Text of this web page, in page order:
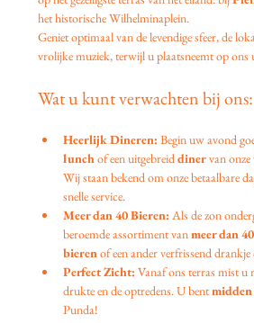
het historische Wilhelminaplein.
Geniet optimaal van de levendige sfeer, de
vrolijke muziek, terwijl u plaatsneemt op ons
Wat u kunt verwachten bij ons:
Heerlijk Dineren: Begin uw avond
lunch of een uitgebreid diner van
Wij staan bekend om onze betaalbare
snelle service.
Meer dan 40 Bieren: Als de zon
beroemde assortiment van meer dan
bieren of een ander verfrissend drankje
Perfect Zicht: Vanaf ons terras mist u
drukte en de optredens. U bent
Punda!